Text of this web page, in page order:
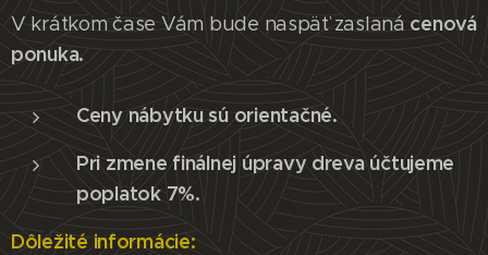
V krátkom čase Vám bude naspäť zaslaná cenová
ponuka.
Ceny nábytku sú orientačné.
Pri zmene finálnej úpravy dreva účtujeme
poplatok 7%.
Dôležité informácie: